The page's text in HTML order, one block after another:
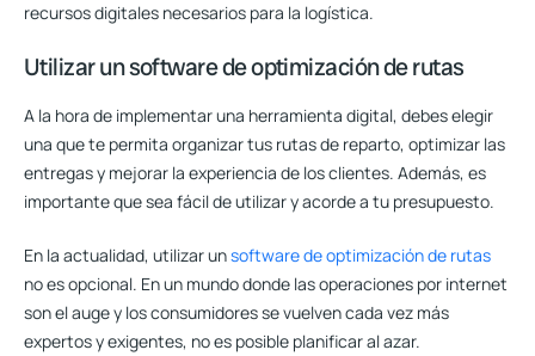
recursos digitales necesarios para la logística.
Utilizar un software de optimización de rutas
A la hora de implementar una herramienta digital, debes elegir
una que te permita organizar tus rutas de reparto, optimizar las
entregas y mejorar la experiencia de los clientes. Además, es
importante que sea fácil de utilizar y acorde a tu presupuesto.
En la actualidad, utilizar unsoftware de optimización de rutas
no es opcional. En un mundo donde las operaciones por internet
son el auge y los consumidores se vuelven cada vez más
expertos y exigentes, no es posible planificar al azar.